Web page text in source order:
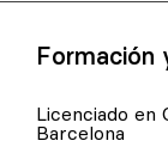
Formación
Licenciado en
Barcelona